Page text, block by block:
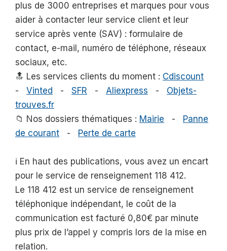
plus de 3000 entreprises et marques pour vous
aider à contacter leur service client et leur
service après vente (SAV) : formulaire de
contact, e-mail, numéro de téléphone, réseaux
sociaux, etc.
🔝 Les services clients du moment : Cdiscount
- Vinted - SFR - Aliexpress - Objets-
trouves.fr
📁 Nos dossiers thématiques : Mairie - Panne
de courant - Perte de carte
ℹ️ En haut des publications, vous avez un encart
pour le service de renseignement 118 412.
Le 118 412 est un service de renseignement
téléphonique indépendant, le coût de la
communication est facturé 0,80€ par minute
plus prix de l’appel y compris lors de la mise en
relation.